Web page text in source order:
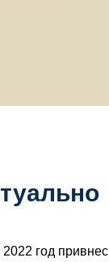
год привнес